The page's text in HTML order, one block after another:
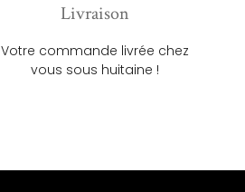
Livraison
Votre commande livrée chez
vous sous huitaine !